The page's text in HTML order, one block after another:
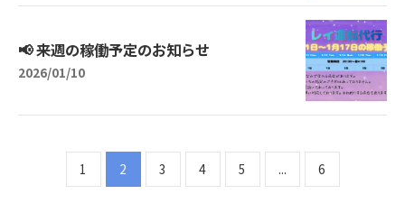
📢 来週の稼働予定のお知らせ
2026/01/10
1 2 3 4 5 ... 6